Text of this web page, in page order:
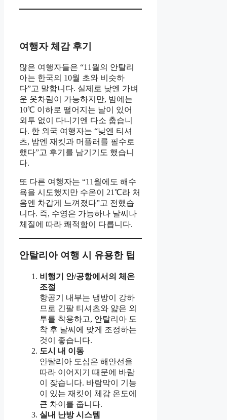
여행자 체감 후기
많은 여행자들은 “11월의 안탈리
아는 한국의 10월 초와 비슷하
다”고 말합니다. 실제로 낮엔 가벼
운 옷차림이 가능하지만, 밤에는
10℃ 이하로 떨어지는 날이 있어
외투 없이 다니기엔 다소 춥습니
다. 한 외국 여행자는 “낮엔 티셔
츠, 밤엔 재킷과 머플러를 필수로
했다”고 후기를 남기기도 했습니
다.
또 다른 여행자는 “11월에도 해수
욕을 시도했지만 수온이 21℃라 처
음엔 차갑게 느껴졌다”고 전했습
니다. 즉, 수영은 가능하나 날씨나
체질에 따라 쾌적함이 다릅니다.
안탈리아 여행 시 유용한 팁
비행기 안/공항에서의 체온
조절
항공기 내부는 냉방이 강하
므로 긴팔 티셔츠와 얇은 외
투를 착용하고, 안탈리아 도
착 후 날씨에 맞게 조정하는
것이 좋습니다.
도시 내 이동
안탈리아 도심은 해안선을
따라 이어지기 때문에 바람
이 잦습니다. 바람막이 기능
이 있는 재킷이 체감 온도에
큰 차이를 줍니다.
실내 난방 시스템